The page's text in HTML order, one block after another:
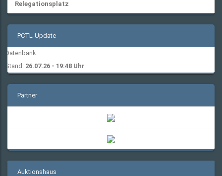
Relegationsplatz
PCTL-Update
Datenbank:
Stand: 26.07.26 - 19:48 Uhr
Partner
Auktionshaus